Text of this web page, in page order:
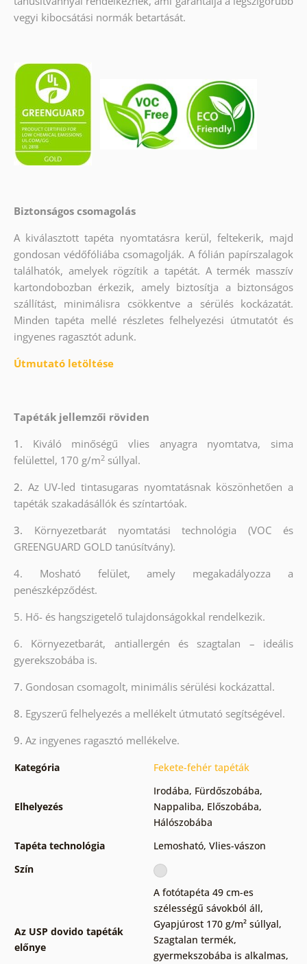
vegyi kibocsátási normák betartását.
Biztonságos csomagolás
A kiválasztott tapéta nyomtatásra kerül, feltekerik, majd
gondosan védőfóliába csomagolják. A fólián papírszalagok
találhatók, amelyek rögzítik a tapétát. A termék masszív
kartondobozban érkezik, amely biztosítja a biztonságos
szállítást, minimálisra csökkentve a sérülés kockázatát.
Minden tapéta mellé részletes felhelyezési útmutatót és
ingyenes ragasztót adunk.
Útmutató letöltése
Tapéták jellemzői röviden
1. Kiváló minőségű vlies anyagra nyomtatva, sima
felülettel, 170 g/m2súllyal.
2. Az UV-led tintasugaras nyomtatásnak köszönhetően a
tapéták szakadásállók és színtartóak.
3. Környezetbarát nyomtatási technológia (VOC és
GREENGUARD GOLD tanúsítvány).
4. Mosható felület, amely megakadályozza a
penészképződést.
5. Hő- és hangszigetelő tulajdonságokkal rendelkezik.
6. Környezetbarát, antiallergén és szagtalan – ideális
gyerekszobába is.
7. Gondosan csomagolt, minimális sérülési kockázattal.
8. Egyszerű felhelyezés a mellékelt útmutató segítségével.
9. Az ingyenes ragasztó mellékelve.
Kategória Fekete-fehér tapéták
Elhelyezés
Irodába, Fürdőszobába,
Nappaliba, Előszobába,
Hálószobába
Tapéta technológia
Lemosható, Vlies-vászon
Szín
Az USP dovido tapéták
előnye
A fotótapéta 49 cm-es
szélességű sávokból áll,
Gyapjúrost 170 g/m² súllyal,
Szagtalan termék,
gyermekszobába is alkalmas,